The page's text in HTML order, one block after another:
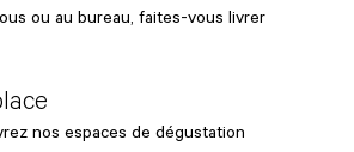
ou au bureau, faites-vous livrer
nos espaces de dégustation